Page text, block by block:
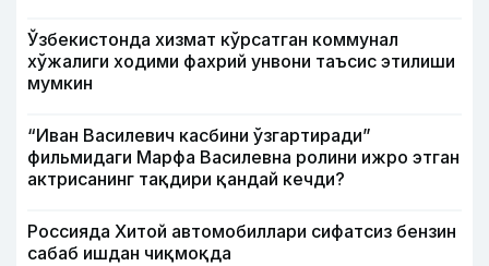
Ўзбекистонда хизмат кўрсатган коммунал
хўжалиги ходими фахрий унвони таъсис этилиши
мумкин
“Иван Василевич касбини ўзгартиради”
фильмидаги Марфа Василевна ролини ижро этган
актрисанинг тақдири қандай кечди?
Россияда Хитой автомобиллари сифатсиз бензин
сабаб ишдан чиқмоқда